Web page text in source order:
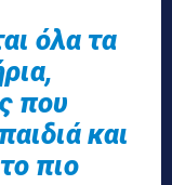
όλα τα
που
και
πιο